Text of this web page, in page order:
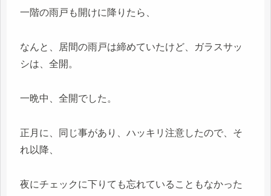
一階の雨戸も開けに降りたら、
なんと、居間の雨戸は締めていたけど、ガラスサッ
シは、全開。
一晩中、全開でした。
正月に、同じ事があり、ハッキリ注意したので、そ
れ以降、
夜にチェックに下りても忘れていることもなかった